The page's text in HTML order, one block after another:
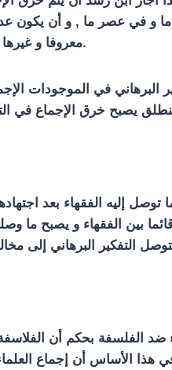
و في عصر ما , و أن يكون عدد
معروفا و غيرها من الشروط التي يصعب تحقيقها.
البرهاني في الموجودات
إليه الفقهاء بعد
بين الفقهاء و يصبح ما
الفلسفة بحكم أن
في هذا الأساس أن إجماع